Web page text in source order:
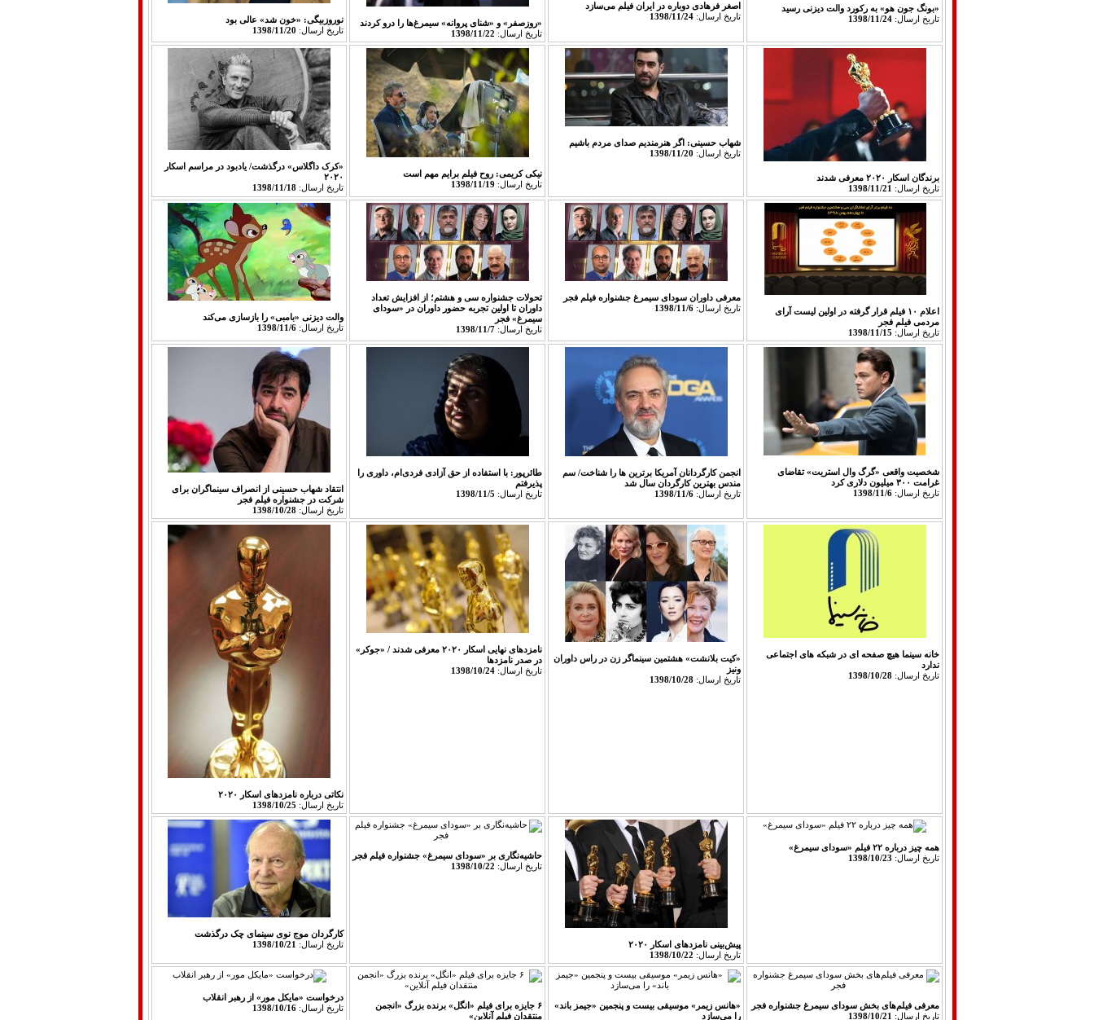
«بونگ جون هو» به رکورد والت دیزنی رسید
تاريخ ارسال: 1398/11/24
اصغر فرهادی دوباره در ایران فیلم‌ می‌سازد
تاريخ ارسال: 1398/11/24
«روزصفر» و «شنای پروانه» سیمرغ‌ها را درو کردند
تاريخ ارسال: 1398/11/22
نوروزبیگی: «خون شد» عالی بود
تاريخ ارسال: 1398/11/20
برندگان اسکار ۲۰۲۰ معرفی شدند
تاريخ ارسال: 1398/11/21
شهاب حسینی: اگر هنرمندیم صدای مردم باشیم
تاريخ ارسال: 1398/11/20
نیکی کریمی: روح فیلم برایم مهم است
تاريخ ارسال: 1398/11/19
«کرک داگلاس» درگذشت/ یادبود در مراسم اسکار
۲۰۲۰
تاريخ ارسال: 1398/11/18
اعلام ۱۰ فیلم قرار گرفته در اولین لیست آرای
مردمی فیلم فجر
تاريخ ارسال: 1398/11/15
معرفی داوران سودای سیمرغ جشنواره فیلم فجر
تاريخ ارسال: 1398/11/6
تحولات جشنواره سی و هشتم؛ از افزایش تعداد
داوران تا اولین تجربه حضور داوران در «سودای
سیمرغ» فجر
تاريخ ارسال: 1398/11/7
والت دیزنی «بامبی» را بازسازی می‌کند
تاريخ ارسال: 1398/11/6
شخصیت واقعی «گرگ وال استریت» تقاضای
غرامت ۳۰۰ میلیون دلاری کرد
تاريخ ارسال: 1398/11/6
انجمن کارگردانان آمریکا برترین ها را شناخت/ سم
مندس بهترین کارگردان سال شد
تاريخ ارسال: 1398/11/6
طائرپور: با استفاده از حق آزادی فردی‌ام، داوری را
پذیرفتم
تاريخ ارسال: 1398/11/5
انتقاد شهاب حسینی از انصراف سینماگران برای
شرکت در جشنواره فیلم فجر
تاريخ ارسال: 1398/10/28
خانه سینما هیچ صفحه ای در شبکه های اجتماعی
ندارد
تاريخ ارسال: 1398/10/28
«کیت بلانشت» هشتمین سینماگر زن در راس داوران
ونیز
تاريخ ارسال: 1398/10/28
نامزدهای نهایی اسکار ۲۰۲۰ معرفی شدند / «جوکر»
در صدر نامزدها
تاريخ ارسال: 1398/10/24
نکاتی درباره نامزدهای اسکار ۲۰۲۰
تاريخ ارسال: 1398/10/25
همه چیز درباره ۲۲ فیلم «سودای سیمرغ»
تاريخ ارسال: 1398/10/23
پیش‌بینی نامزدهای اسکار ۲۰۲۰
تاريخ ارسال: 1398/10/22
حاشیه‌نگاری بر «سودای سیمرغ» جشنواره فیلم فجر
تاريخ ارسال: 1398/10/22
کارگردان موج نوی سینمای چک درگذشت
تاريخ ارسال: 1398/10/21
معرفی فیلم‌های بخش سودای سیمرغ جشنواره فجر
تاريخ ارسال: 1398/10/21
«هانس زیمر» موسیقی بیست و پنجمین «جیمز باند»
را می‌سازد
۶ جایزه برای فیلم «انگل» برنده بزرگ «انجمن
منتقدان فیلم آنلاین»
درخواست «مایکل مور» از رهبر انقلاب
تاريخ ارسال: 1398/10/16